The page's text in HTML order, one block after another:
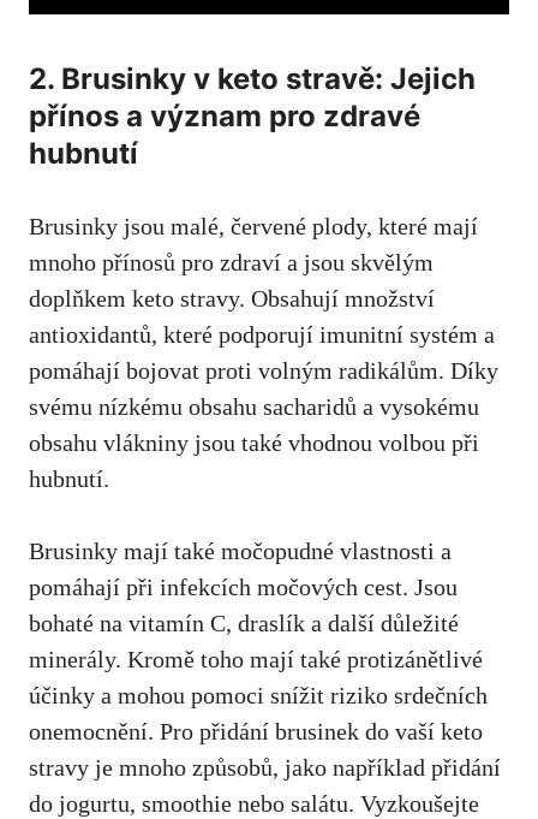
2. Brusinky v keto stravě: Jejich
přínos a význam pro zdravé
hubnutí
Brusinky jsou malé, červené plody, které mají
mnoho přínosů pro zdraví a jsou skvělým
doplňkem keto stravy. Obsahují množství
antioxidantů, které podporují imunitní systém a
pomáhají bojovat proti volným radikálům. Díky
svému nízkému obsahu sacharidů a vysokému
obsahu vlákniny jsou také vhodnou volbou při
hubnutí.
Brusinky mají také močopudné vlastnosti a
pomáhají při infekcích močových cest. Jsou
bohaté na vitamín C, draslík a další důležité
minerály. Kromě toho mají také protizánětlivé
účinky a mohou pomoci snížit riziko srdečních
onemocnění. Pro přidání brusinek do vaší keto
stravy je mnoho způsobů, jako například přidání
do jogurtu, smoothie nebo salátu. Vyzkoušejte